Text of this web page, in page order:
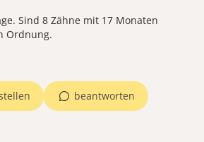
Sind 8 Zähne mit 17 Monaten
Ordnung.
beantworten